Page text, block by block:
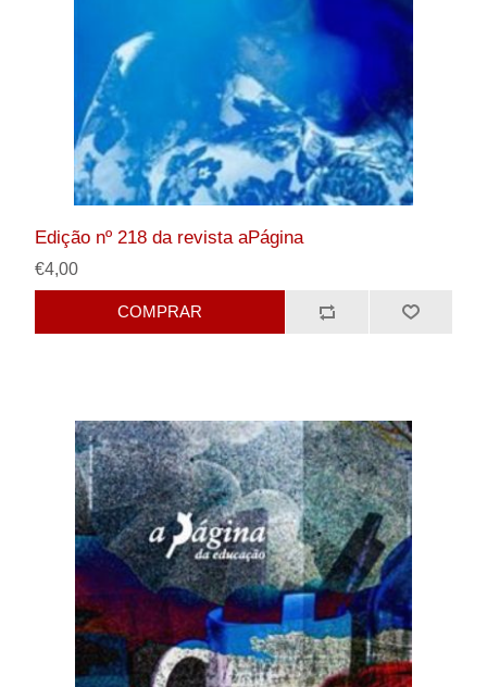
Edição nº 218 da revista aPágina
€4,00
COMPRAR